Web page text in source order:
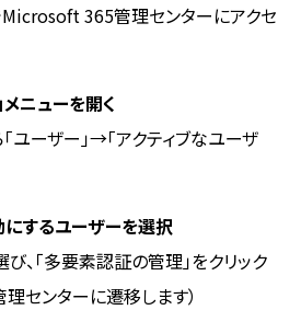
365管理センターにアクセ
メニューを開く
ユーザー」→「アクティブなユーザ
にするユーザーを選択
、「多要素認証の管理」をクリック
センターに遷移します）